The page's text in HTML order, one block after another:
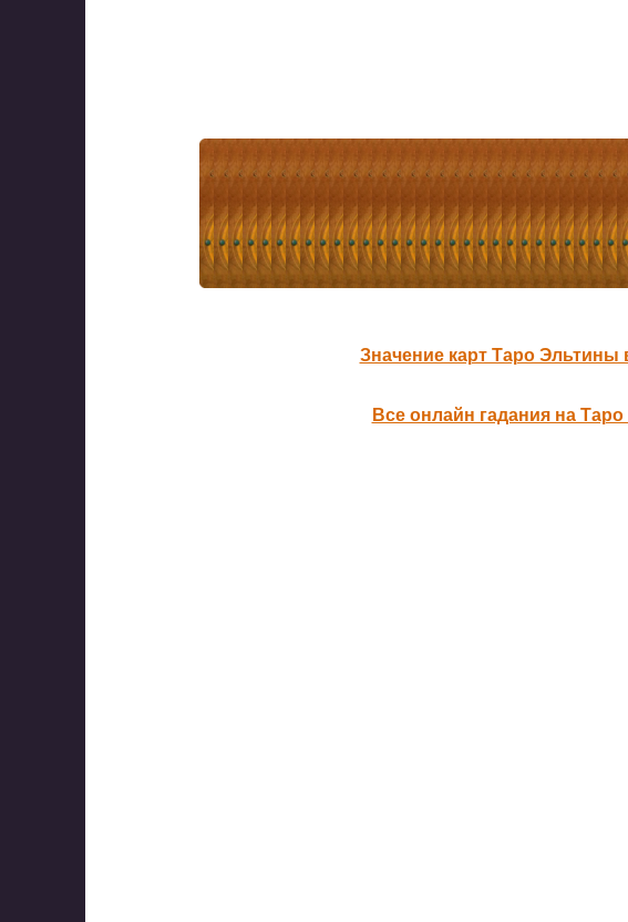
Значение карт Таро Эльтины
Все онлайн гадания на